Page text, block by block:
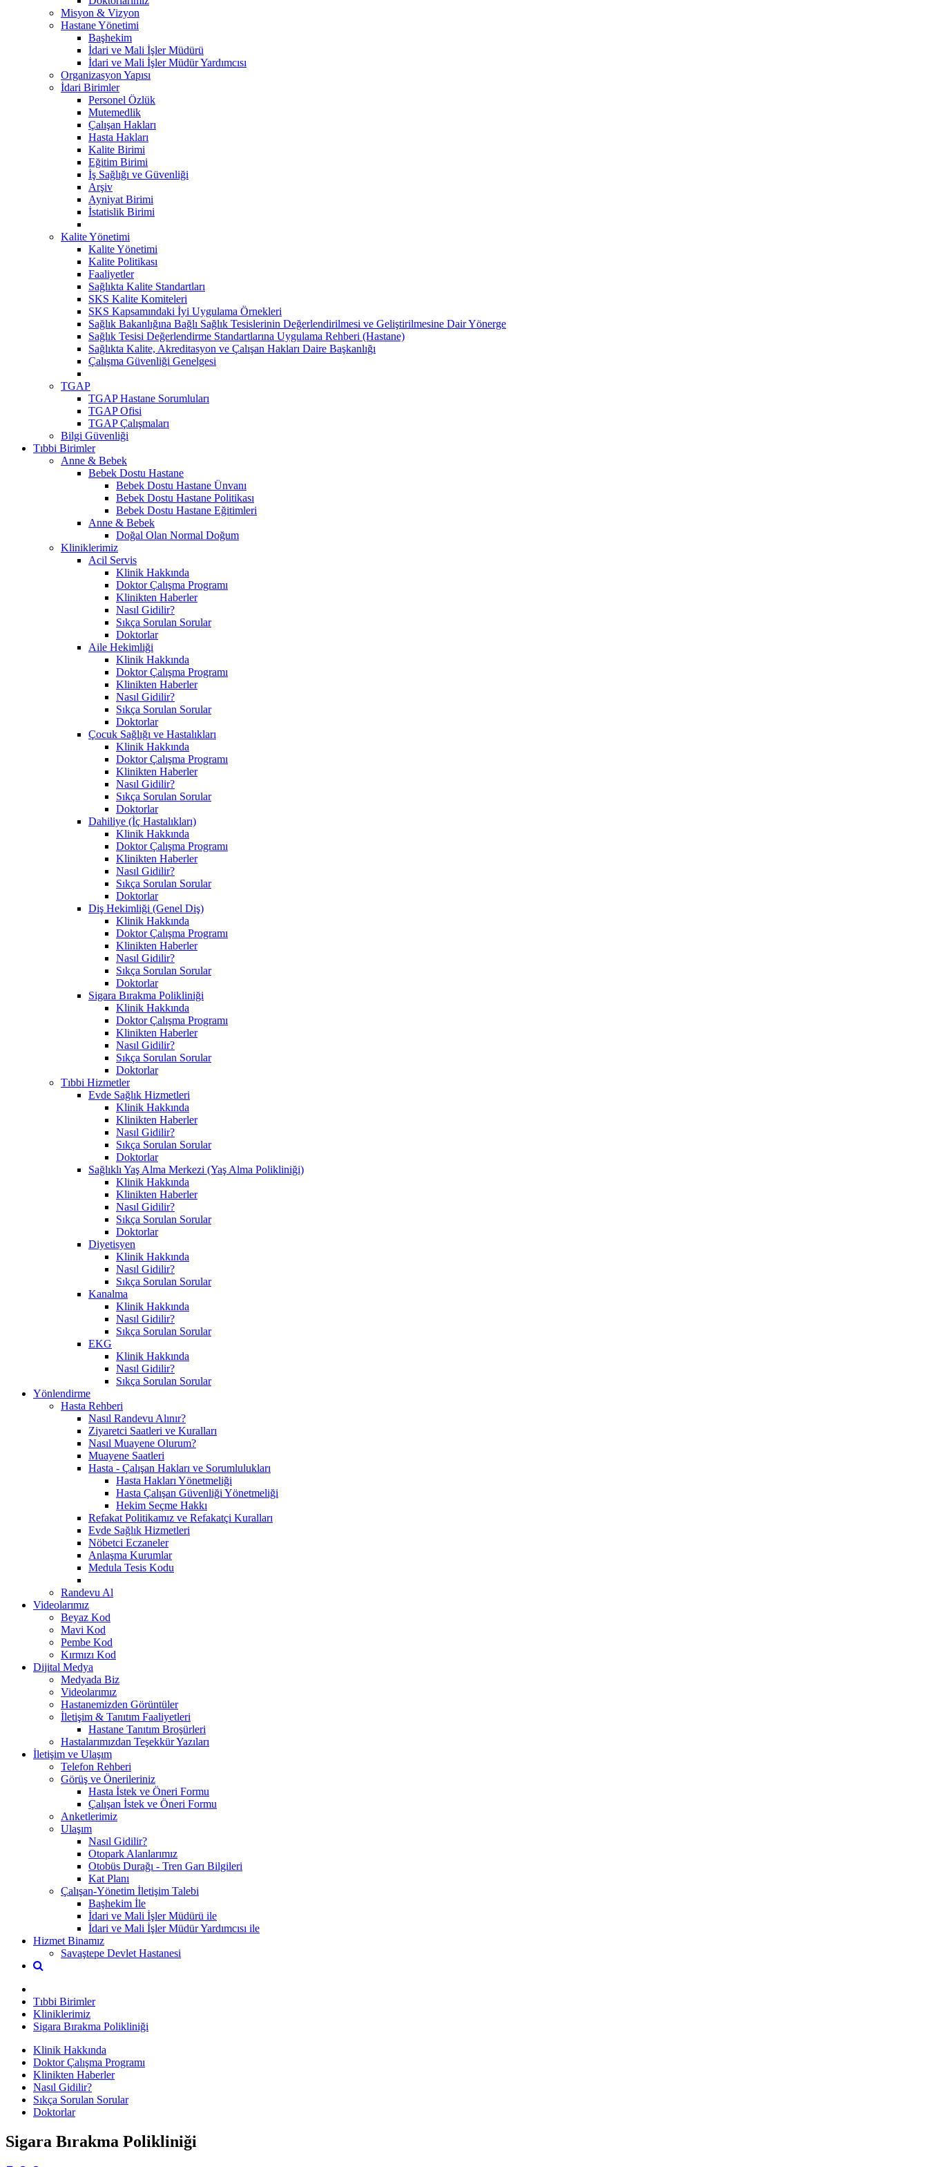
Misyon & Vizyon
Hastane Yönetimi
Başhekim
İdari ve Mali İşler Müdürü
İdari ve Mali İşler Müdür Yardımcısı
Organizasyon Yapısı
İdari Birimler
Personel Özlük
Mutemedlik
Çalışan Hakları
Hasta Hakları
Kalite Birimi
Eğitim Birimi
İş Sağlığı ve Güvenliği
Arşiv
Ayniyat Birimi
İstatislik Birimi
Kalite Yönetimi
Kalite Yönetimi
Kalite Politikası
Faaliyetler
Sağlıkta Kalite Standartları
SKS Kalite Komiteleri
SKS Kapsamındaki İyi Uygulama Örnekleri
Sağlık Bakanlığına Bağlı Sağlık Tesislerinin Değerlendirilmesi ve Geliştirilmesine Dair Yönerge
Sağlık Tesisi Değerlendirme Standartlarına Uygulama Rehberi (Hastane)
Sağlıkta Kalite, Akreditasyon ve Çalışan Hakları Daire Başkanlığı
Çalışma Güvenliği Genelgesi
TGAP
TGAP Hastane Sorumluları
TGAP Ofisi
TGAP Çalışmaları
Bilgi Güvenliği
Tıbbi Birimler
Anne & Bebek
Bebek Dostu Hastane
Bebek Dostu Hastane Ünvanı
Bebek Dostu Hastane Politikası
Bebek Dostu Hastane Eğitimleri
Anne & Bebek
Doğal Olan Normal Doğum
Kliniklerimiz
Acil Servis
Klinik Hakkında
Doktor Çalışma Programı
Klinikten Haberler
Nasıl Gidilir?
Sıkça Sorulan Sorular
Doktorlar
Aile Hekimliği
Klinik Hakkında
Doktor Çalışma Programı
Klinikten Haberler
Nasıl Gidilir?
Sıkça Sorulan Sorular
Doktorlar
Çocuk Sağlığı ve Hastalıkları
Klinik Hakkında
Doktor Çalışma Programı
Klinikten Haberler
Nasıl Gidilir?
Sıkça Sorulan Sorular
Doktorlar
Dahiliye (İç Hastalıkları)
Klinik Hakkında
Doktor Çalışma Programı
Klinikten Haberler
Nasıl Gidilir?
Sıkça Sorulan Sorular
Doktorlar
Diş Hekimliği (Genel Diş)
Klinik Hakkında
Doktor Çalışma Programı
Klinikten Haberler
Nasıl Gidilir?
Sıkça Sorulan Sorular
Doktorlar
Sigara Bırakma Polikliniği
Klinik Hakkında
Doktor Çalışma Programı
Klinikten Haberler
Nasıl Gidilir?
Sıkça Sorulan Sorular
Doktorlar
Tıbbi Hizmetler
Evde Sağlık Hizmetleri
Klinik Hakkında
Klinikten Haberler
Nasıl Gidilir?
Sıkça Sorulan Sorular
Doktorlar
Sağlıklı Yaş Alma Merkezi (Yaş Alma Polikliniği)
Klinik Hakkında
Klinikten Haberler
Nasıl Gidilir?
Sıkça Sorulan Sorular
Doktorlar
Diyetisyen
Klinik Hakkında
Nasıl Gidilir?
Sıkça Sorulan Sorular
Kanalma
Klinik Hakkında
Nasıl Gidilir?
Sıkça Sorulan Sorular
EKG
Klinik Hakkında
Nasıl Gidilir?
Sıkça Sorulan Sorular
Yönlendirme
Hasta Rehberi
Nasıl Randevu Alınır?
Ziyaretci Saatleri ve Kuralları
Nasıl Muayene Olurum?
Muayene Saatleri
Hasta - Çalışan Hakları ve Sorumlulukları
Hasta Hakları Yönetmeliği
Hasta Çalışan Güvenliği Yönetmeliği
Hekim Seçme Hakkı
Refakat Politikamız ve Refakatçi Kuralları
Evde Sağlık Hizmetleri
Nöbetci Eczaneler
Anlaşma Kurumlar
Medula Tesis Kodu
Randevu Al
Videolarımız
Beyaz Kod
Mavi Kod
Pembe Kod
Kırmızı Kod
Dijital Medya
Medyada Biz
Videolarımız
Hastanemizden Görüntüler
İletişim & Tanıtım Faaliyetleri
Hastane Tanıtım Broşürleri
Hastalarımızdan Teşekkür Yazıları
İletişim ve Ulaşım
Telefon Rehberi
Görüş ve Önerileriniz
Hasta İstek ve Öneri Formu
Çalışan İstek ve Öneri Formu
Anketlerimiz
Ulaşım
Nasıl Gidilir?
Otopark Alanlarımız
Otobüs Durağı - Tren Garı Bilgileri
Kat Planı
Çalışan-Yönetim İletişim Talebi
Başhekim İle
İdari ve Mali İşler Müdürü ile
İdari ve Mali İşler Müdür Yardımcısı ile
Hizmet Binamız
Savaştepe Devlet Hastanesi
Tıbbi Birimler
Kliniklerimiz
Sigara Bırakma Polikliniği
Klinik Hakkında
Doktor Çalışma Programı
Klinikten Haberler
Nasıl Gidilir?
Sıkça Sorulan Sorular
Doktorlar
Sigara Bırakma Polikliniği